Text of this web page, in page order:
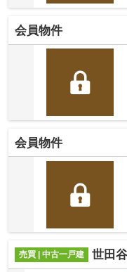
会員物件
会員物件
売買 | 中古一戸建 世田